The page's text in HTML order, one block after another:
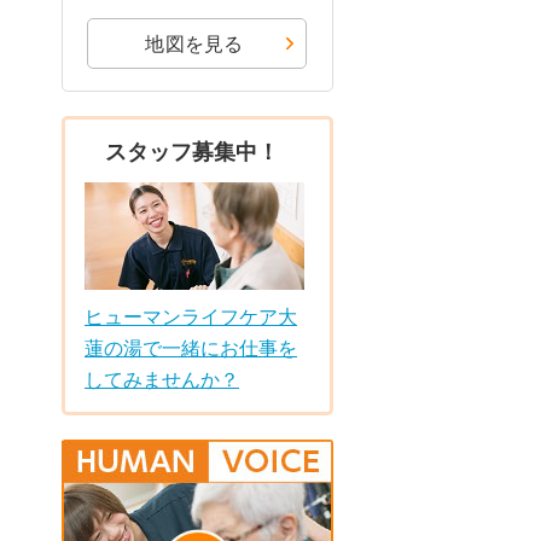
地図を見る
スタッフ募集中！
ヒューマンライフケア大
蓮の湯で一緒にお仕事を
してみませんか？